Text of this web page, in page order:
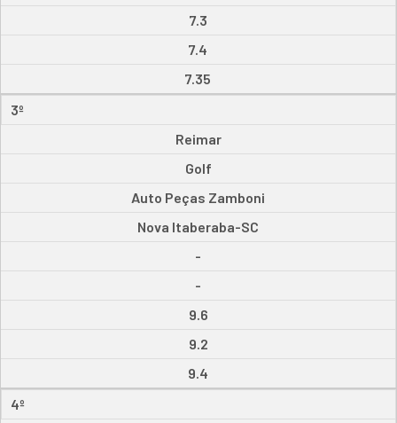
7.3
7.4
7.35
3º
Reimar
Golf
Auto Peças Zamboni
Nova Itaberaba-SC
-
-
9.6
9.2
9.4
4º